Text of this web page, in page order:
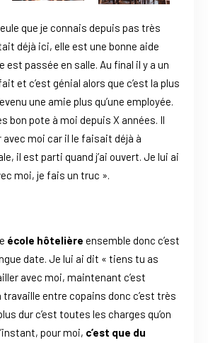
que je connais depuis pas très
déjà ici, elle est une bonne aide
est passée en salle. Au final il y a un
et c’est génial alors que c’est la plus
une amie plus qu’une employée.
bon pote à moi depuis X années. Il
moi car il le faisait déjà à
il est parti quand j’ai ouvert. Je lui ai
moi, je fais un truc ».
école hôtelière ensemble donc c’est
date. Je lui ai dit « tiens tu as
avec moi, maintenant c’est
travaille entre copains donc c’est très
dur c’est toutes les charges qu’on
pour moi, c’est que du